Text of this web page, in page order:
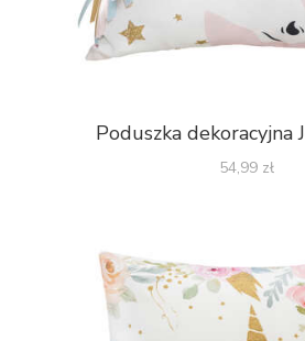
Poduszka dekoracyjna
54,99 zł